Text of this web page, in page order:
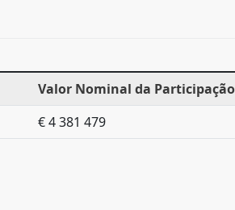
Valor Nominal da Participação
€ 4 381 479